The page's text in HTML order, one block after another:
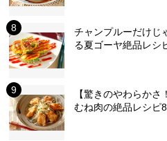
チャンプルーだけじ
る夏ゴーヤ絶品レシ
【驚きのやわらか
むね肉の絶品レシピ